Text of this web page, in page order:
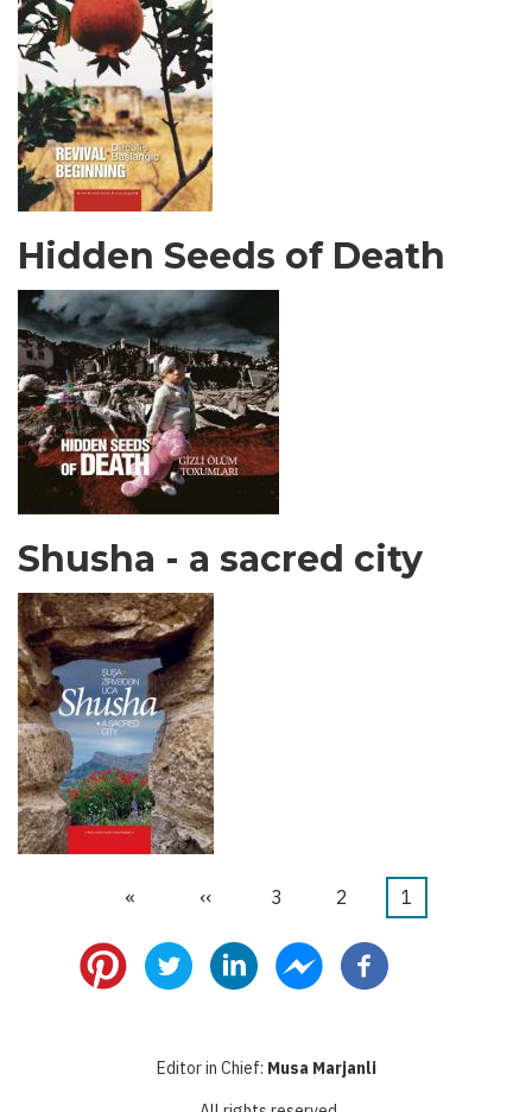
Hidden Seeds of Death
Shusha - a sacred city
Pagination
Current
1 الصفحة
2 الصفحة
3
Next
››
Last
»
Editor in Chief: Musa Marjanli